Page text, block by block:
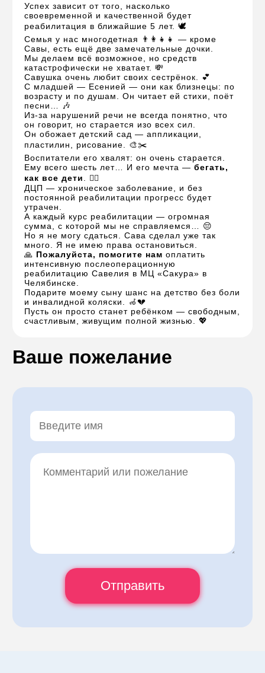
Успех зависит от того, насколько
своевременной и качественной будет
реабилитация в ближайшие 5 лет. 🕊️
Семья у нас многодетная 👨‍👩‍👧‍👧 — кроме
Савы, есть ещё две замечательные дочки.
Мы делаем всё возможное, но средств
катастрофически не хватает. 💸
Савушка очень любит своих сестрёнок. 💕
С младшей — Есенией — они как близнецы: по
возрасту и по душам. Он читает ей стихи, поёт
песни… 🎶
Из-за нарушений речи не всегда понятно, что
он говорит, но старается изо всех сил.
Он обожает детский сад — аппликации,
пластилин, рисование. 🎨✂️
Воспитатели его хвалят: он очень старается.
Ему всего шесть лет… И его мечта —бегать,
как все дети
. 🏃‍♂️
ДЦП — хроническое заболевание, и без
постоянной реабилитации прогресс будет
утрачен.
А каждый курс реабилитации — огромная
сумма, с которой мы не справляемся… 😔
Но я не могу сдаться. Сава сделал уже так
много. Я не имею права остановиться.
🙏 Пожалуйста, помогите нам оплатить
интенсивную послеоперационную
реабилитацию Савелия в МЦ «Сакура» в
Челябинске.
Подарите моему сыну шанс на детство без боли
и инвалидной коляски. 🦽💔
Пусть он просто станет ребёнком — свободным,
счастливым, живущим полной жизнью. 💖
Ваше пожелание